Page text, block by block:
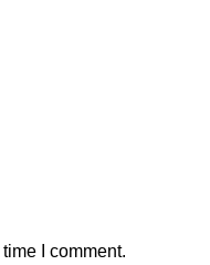
I comment.